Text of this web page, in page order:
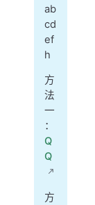
ab
cd
ef
h
方
法
一
：
Q
Q
方